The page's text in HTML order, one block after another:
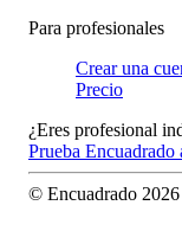
Para profesionales
Crear una
Precio
¿Eres profesional
Prueba Encuadrado
© Encuadrado 2026